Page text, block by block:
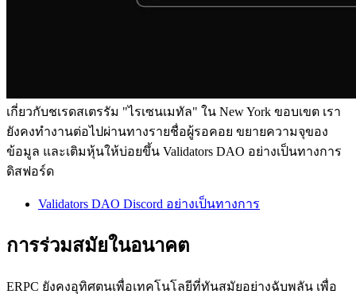
เกี่ยวกับชเรดสเตรรัม "ไรเซนเมทัล" ใน New York ขอบเขต เรา
ยังคงทํางานต่อไปผ่านทางรายชื่อผู้รอคอย ขยายความจุของ
ข้อมูล และเติมหุ้นให้บ่อยขึ้น Validators DAO อย่างเป็นทางการ
ดิสฟอร์ด
Validators DAO Discord อย่างเป็นทางการ
การร่วมสมัยในอนาคต
ERPC ยังคงอุทิศตนเพื่อเทคโนโลยีที่ทันสมัยอย่างฉับพลัน เพื่อ